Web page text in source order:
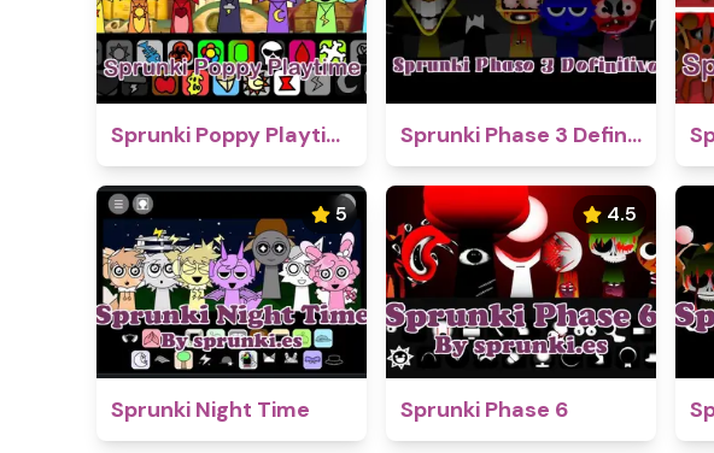
Sprunki Poppy Playtime Sprunki Phase 3 Definitive
5
Sprunki Night Time
4.5
Sprunki Phase 6